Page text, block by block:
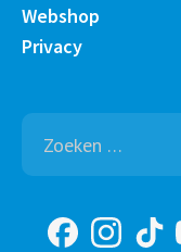
Webshop
Privacy